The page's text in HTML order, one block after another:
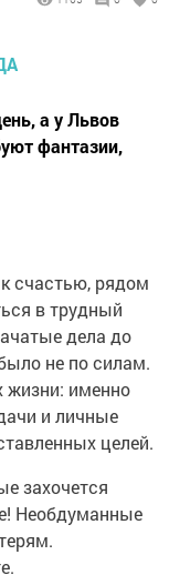
а у Львов
фантазии,
к счастью, рядом
в трудный
дела до
не по силам.
жизни: именно
и личные
целей.
захочется
Необдуманные